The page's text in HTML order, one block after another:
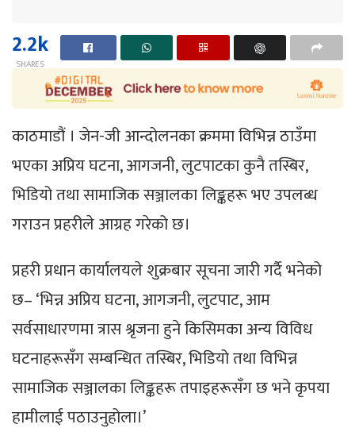
2.2k
SHARES
काठमाडौं । जेन-जी आन्दोलनका क्रममा विभिन्न ठाउँमा
भएका अप्रिय घटना, आगजनी, लुटपाटका कुनै तस्बिर,
भिडियो तथा सामाजिक सञ्जालका लिङ्कहरू भए उपलब्ध
गराउन प्रहरीले आग्रह गरेको छ।
प्रहरी प्रधान कार्यालयले शुक्रबार सूचना जारी गर्दै भनेको
छ– ‘भिन्न अप्रिय घटना, आगजनी, लुटपाट, आम
सर्वसाधारणमा त्रास श्रृजना हुने किसिमका अन्य विविध
घटनाहरूसँग सम्बन्धित तस्बिर, भिडियो तथा विभिन्न
सामाजिक सञ्जालका लिङ्कहरू तपाइहरूसँग छ भने कृपया
हामीलाई पठाउनुहोला।’